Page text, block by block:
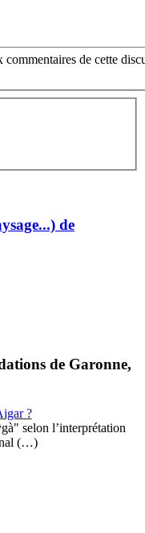
de cette
de
de Garonne,
?
selon l’interprétation
(…)